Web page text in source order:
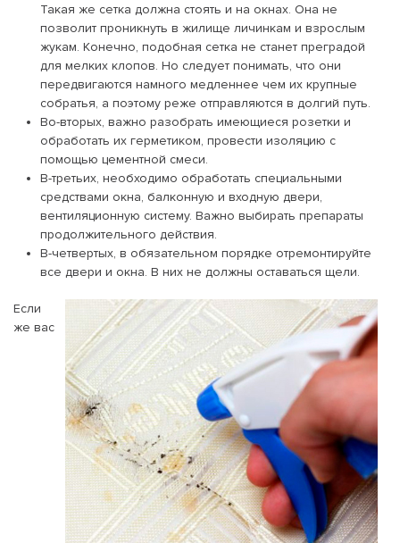
Такая же сетка должна стоять и на окнах. Она не
позволит проникнуть в жилище личинкам и взрослым
жукам. Конечно, подобная сетка не станет преградой
для мелких клопов. Но следует понимать, что они
передвигаются намного медленнее чем их крупные
собратья, а поэтому реже отправляются в долгий путь.
Во-вторых, важно разобрать имеющиеся розетки и
обработать их герметиком, провести изоляцию с
помощью цементной смеси.
В-третьих, необходимо обработать специальными
средствами окна, балконную и входную двери,
вентиляционную систему. Важно выбирать препараты
продолжительного действия.
В-четвертых, в обязательном порядке отремонтируйте
все двери и окна. В них не должны оставаться щели.
Если
же вас